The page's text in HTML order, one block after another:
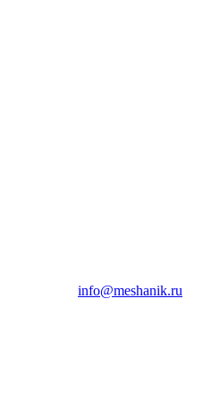
info@meshanik.ru